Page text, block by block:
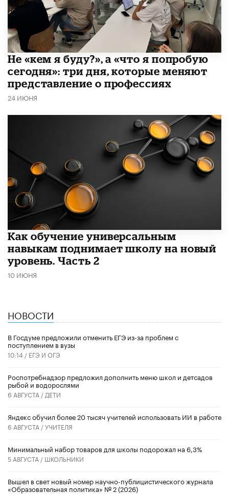
Не «кем я буду?», а «что я попробую
сегодня»: три дня, которые меняют
представление о профессиях
24 ИЮНЯ
​Как обучение универсальным
навыкам поднимает школу на новый
уровень. Часть 2
10 ИЮНЯ
НОВОСТИ
В Госдуме предложили отменить ЕГЭ из-за проблем с
поступлением в вузы
10:14 / ЕГЭ И ОГЭ
Роспотребнадзор предложил дополнить меню школ и детсадов
рыбой и водорослями
6 АВГУСТА / ДЕТИ
​Яндекс обучил более 20 тысяч учителей использовать ИИ в работе
6 АВГУСТА /УЧИТЕЛЯ
Минимальный набор товаров для школы подорожал на 6,3%
5 АВГУСТА / ШКОЛЬНИКИ
Вышел в свет новый номер научно-публицистического журнала
«Образовательная политика» № 2 (2026)